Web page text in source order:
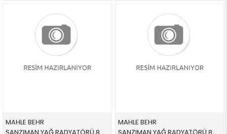
MAHLE BEHR
MAHLE BEHR